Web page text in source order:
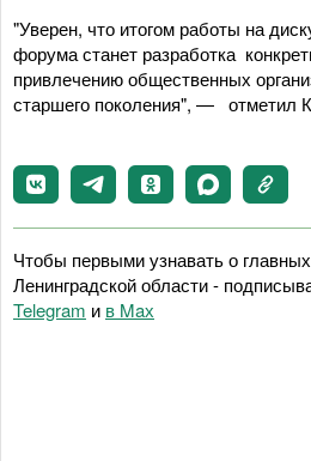
"Уверен, что итогом работы на
форума станет разработка
привлечению общественных
старшего поколения", — отметил
Чтобы первыми узнавать о
Ленинградской области -
Telegram и в Maх